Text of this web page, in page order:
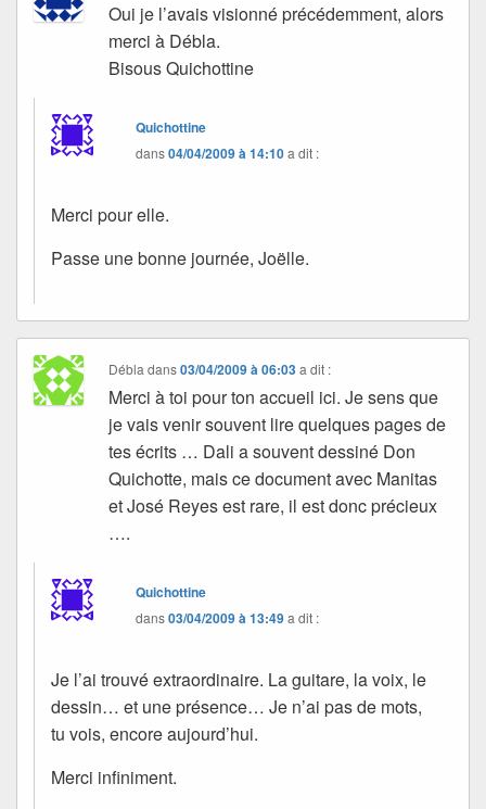
Oui je l’avais visionné précédemment, alors
merci à Débla.
Bisous Quichottine
Quichottine
dans04/04/2009 à 14:10a dit :
Merci pour elle.
Passe une bonne journée, Joëlle.
Débladans03/04/2009 à 06:03 a dit :
Merci à toi pour ton accueil ici. Je sens que
je vais venir souvent lire quelques pages de
tes écrits … Dali a souvent dessiné Don
Quichotte, mais ce document avec Manitas
et José Reyes est rare, il est donc précieux
….
Quichottine
dans03/04/2009 à 13:49a dit :
Je l’ai trouvé extraordinaire. La guitare, la voix, le
dessin… et une présence… Je n’ai pas de mots,
tu vois, encore aujourd’hui.
Merci infiniment.